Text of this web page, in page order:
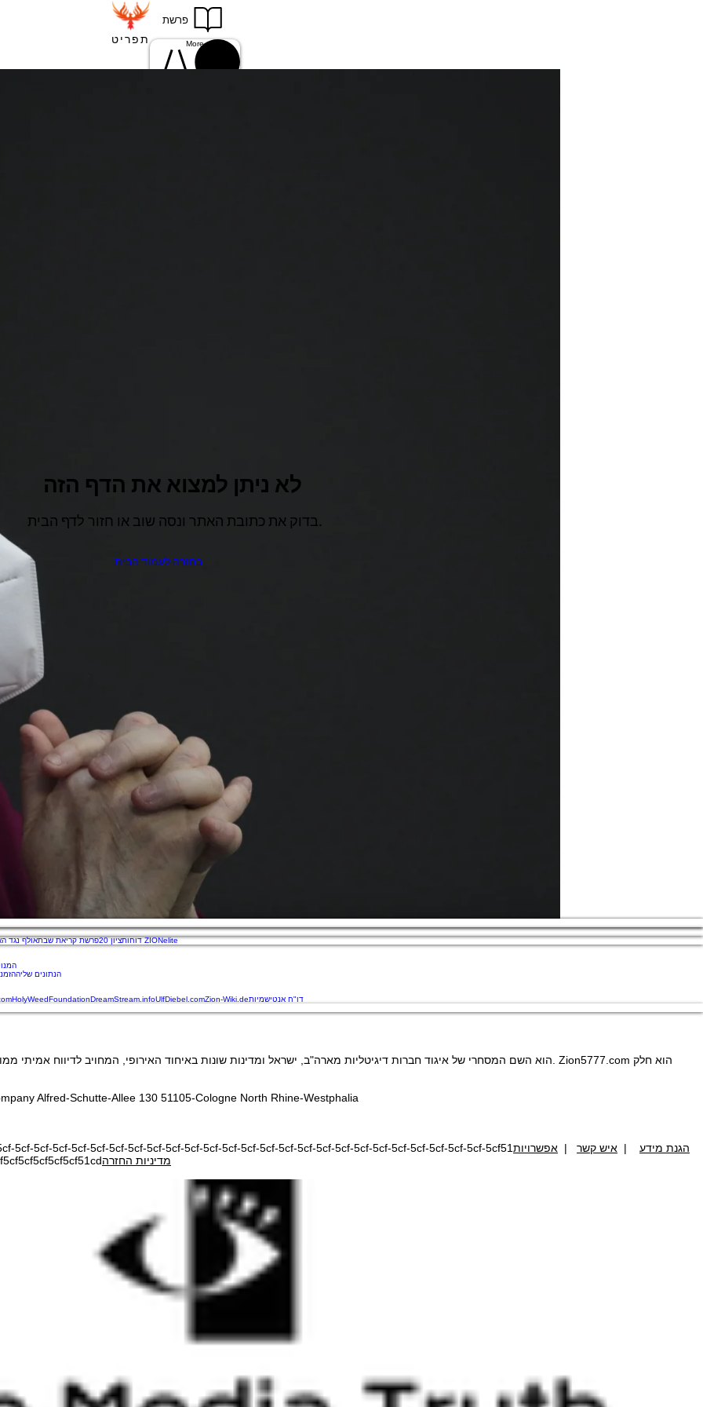
תפריט
פרשת
More
לא ניתן למצוא את הדף הזה
בדוק את כתובת האתר ונסה שוב או חזור לדף הבית.
בחזרה לעמוד הבית
אולף נגדפרשת קריאת שבת ציון 20 דוחות ZIONelite
הנתונים שלי
HolyWeedFoundationDreamStream.infoUlfDiebel.comZion-Wiki.deדו"ח אנטישמיות
Alfred-Schutte-Allee 130 51105-Cologne North Rhine-Westphalia
5cf-5cf-5cf-5cf-5cf-5cf-5cf-5cf-5cf-5cf-5cf-5cf-5cf-5cf-5cf-5cf-5cf-5cf-5cf-5cf-5cf-5cf-5cf-5cf-5cf-5cf51 הגנת מידע | איש קשר | אפשרויות
מדיניות החזרה